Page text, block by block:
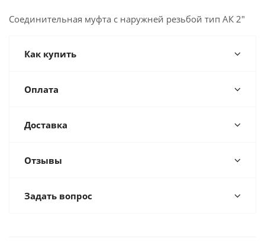
Соединительная муфта с наружней резьбой тип АК 2"
Как купить
Оплата
Доставка
Отзывы
Задать вопрос